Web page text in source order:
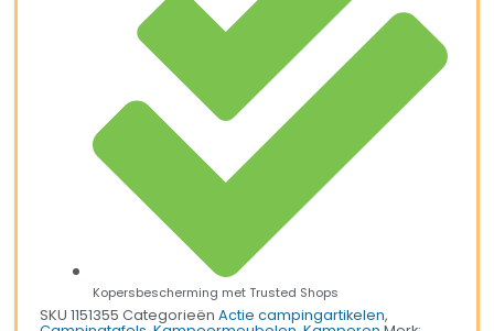
Kopersbescherming met Trusted Shops
SKU1151355Categorieën Actie campingartikelen,